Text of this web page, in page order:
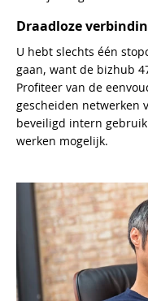
Draadloze
U hebt slechts één
gaan, want de bizhub
Profiteer van de
gescheiden netwerken
beveiligd intern
werken mogelijk.